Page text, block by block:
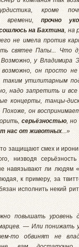
кроме
времени, прочно
на Бахтина, на
не имела против
святее Папы... Что
у Владимира
он просто
утилитарным
надо запретить и все
концерты, танцы-
он
серьёзностью, но
нас от животных...»
защищают смех и
низводя
навязывают ли людям
к примеру, за
исполнить некий
повышать уровень
— Или понижать
то обвинят не